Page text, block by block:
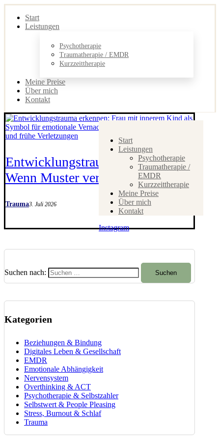
Start
Leistungen
Psychotherapie
Traumatherapie / EMDR
Kurzzeittherapie
Meine Preise
Über mich
Kontakt
Start
Leistungen
Psychotherapie
Traumatherapie /
EMDR
Kurzzeittherapie
Meine Preise
Über mich
Kontakt
Instagram
Entwicklungstrauma erkennen:
Wenn Muster verletzt haben
Trauma3. Juli 2026
Suchen nach:
Kategorien
Beziehungen & Bindung
Digitales Leben & Gesellschaft
EMDR
Emotionale Abhängigkeit
Nervensystem
Overthinking & ACT
Psychotherapie & Selbstzahler
Selbstwert & People Pleasing
Stress, Burnout & Schlaf
Trauma